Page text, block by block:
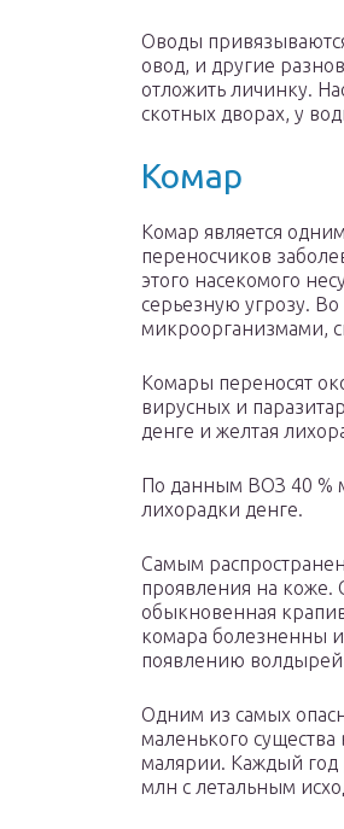
Оводы
овод, и другие
отложить личинку.
скотных дворах, у
Комар
Комар является
переносчиков
этого насекомого
серьезную угрозу.
микроорганизмами,
Комары переносят
вирусных и
денге и желтая
По данным ВОЗ 40 %
лихорадки денге.
Самым
проявления на коже.
обыкновенная
комара болезненны
появлению
Одним из самых
маленького
малярии. Каждый год
млн с летальным